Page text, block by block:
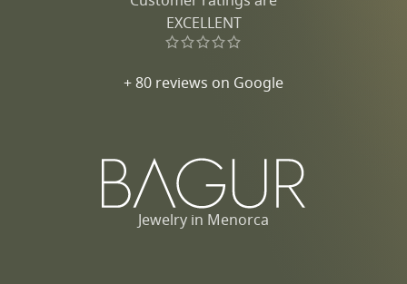
EXCELLENT
+ 80 reviews on Google
Jewelry in Menorca